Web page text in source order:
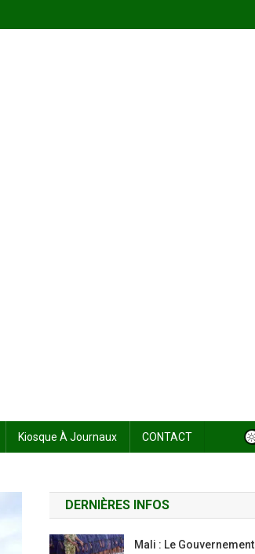
Kiosque À Journaux CONTACT
DERNIÈRES INFOS
Mali : Le Gouvernement